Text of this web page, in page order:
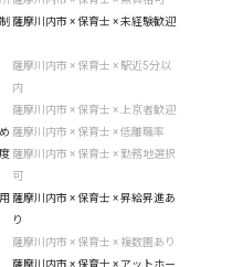
薩摩川内市 × 保育士 × 未経験歓迎
薩摩川内市 × 保育士 × 駅近5分以
内
薩摩川内市 × 保育士 × 上京者歓迎
薩摩川内市 × 保育士 × 低離職率
薩摩川内市 × 保育士 × 勤務地選択
可
薩摩川内市 × 保育士 × 昇給昇進あ
り
薩摩川内市 × 保育士 × 複数園あり
薩摩川内市 × 保育士 × アットホー